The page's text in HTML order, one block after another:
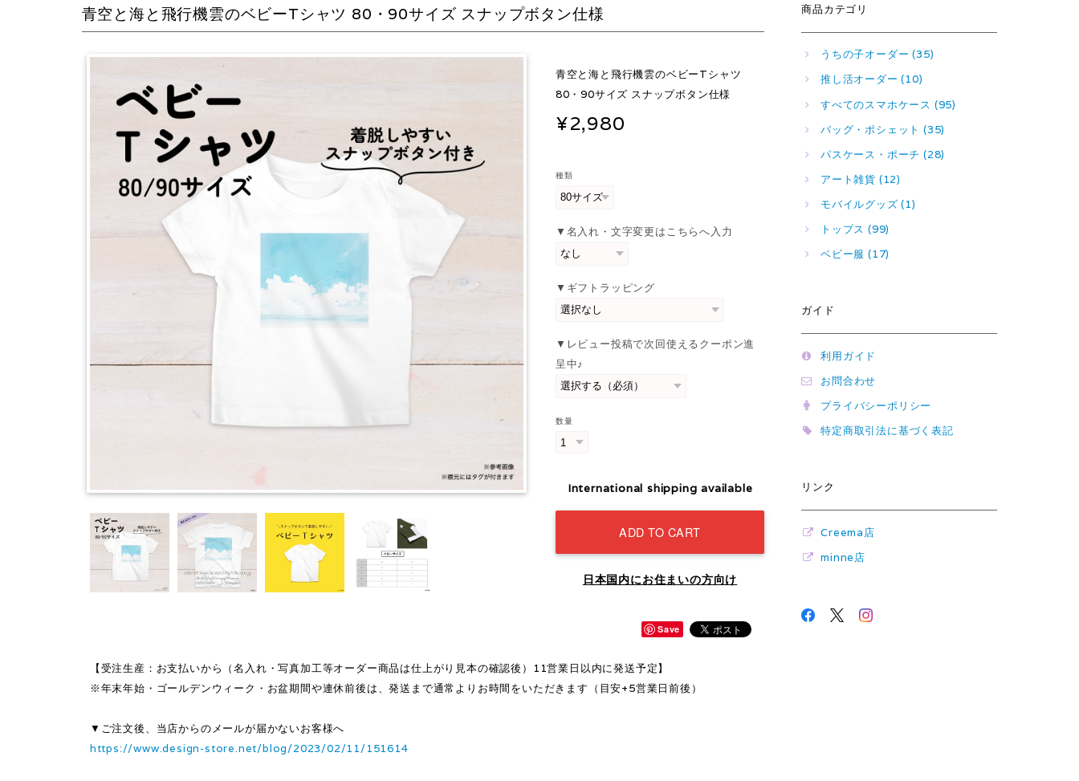
青空と海と飛行機雲のベビーTシャツ 80・90サイズ スナップボタン仕様
青空と海と飛行機雲のベビーTシャツ
80・90サイズ スナップボタン仕様
¥2,980
種類
▼名入れ・文字変更はこちらへ入力
▼ギフトラッピング
▼レビュー投稿で次回使えるクーポン進
呈中♪
数量
International shipping available
ADD TO CART
日本国内にお住まいの方向け
Save
【受注生産：お支払いから（名入れ・写真加工等オーダー商品は仕上がり見本の確認後）11営業日以内に発送予定】
※年末年始・ゴールデンウィーク・お盆期間や連休前後は、発送まで通常よりお時間をいただきます（目安+5営業日前後）
▼ご注文後、当店からのメールが届かないお客様へ
https://www.design-store.net/blog/2023/02/11/151614
商品カテゴリ
うちの子オーダー (35)
推し活オーダー (10)
すべてのスマホケース (95)
バッグ・ポシェット (35)
パスケース・ポーチ (28)
アート雑貨 (12)
モバイルグッズ (1)
トップス (99)
ベビー服 (17)
ガイド
利用ガイド
お問合わせ
プライバシーポリシー
特定商取引法に基づく表記
リンク
Creema店
minne店